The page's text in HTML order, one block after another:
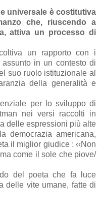
universale è costitutiva
che, riuscendo a
attiva un processo di
un rapporto con i
in un contesto di
suo ruolo istituzionale al
della generalità e
per lo sviluppo di
nei versi raccolti in
delle espressioni più alte
democrazia americana,
il miglior giudice : ‹‹Non
come il sole che piove/
del poeta che fa luce
delle vite umane, fatte di